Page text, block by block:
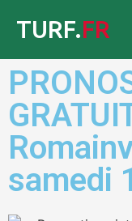
TURF.FR
samedi